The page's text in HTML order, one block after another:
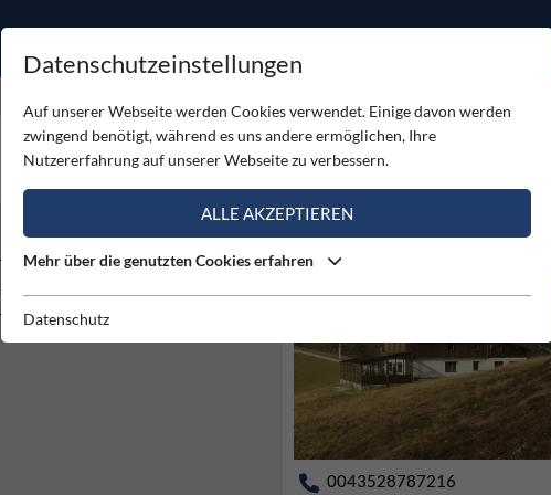
PRODUKTE
0043528787216
Datenschutzeinstellungen
Auf unserer Webseite werden Cookies verwendet. Einige davon werden
zwingend benötigt, während es uns andere ermöglichen, Ihre
Nutzererfahrung auf unserer Webseite zu verbessern.
ALLE AKZEPTIEREN
Mehr über die genutzten Cookies erfahren
Datenschutz